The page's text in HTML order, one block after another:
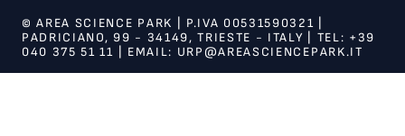
© AREA SCIENCE PARK | P.IVA 00531590321 |
PADRICIANO, 99 - 34149, TRIESTE - ITALY | TEL: +39
040 375 51 11 | EMAIL: URP@AREASCIENCEPARK.IT